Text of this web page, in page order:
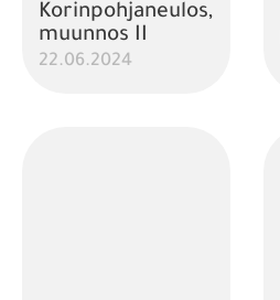
Korinpohjaneulos,
muunnos II
22.06.2024